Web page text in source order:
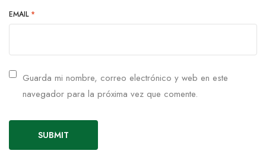
EMAIL *
Guarda mi nombre, correo electrónico y web en este
navegador para la próxima vez que comente.